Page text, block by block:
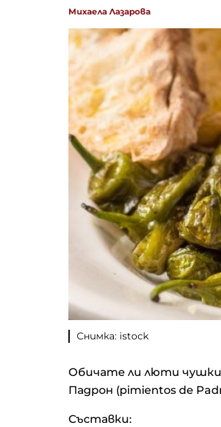
Михаела Лазарова
Снимка: istock
Обичате ли люти
Падрон (pimientos de
Съставки: